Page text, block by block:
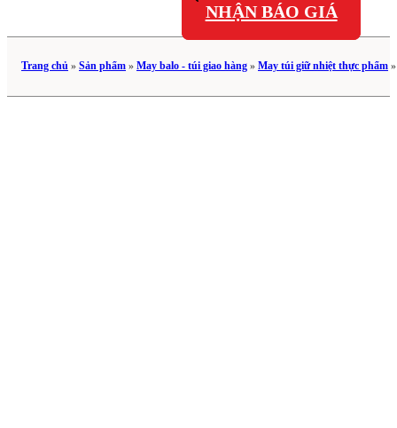
NHẬN BÁO GIÁ
Trang chủ » Sản phẩm » May balo - túi giao hàng » May túi giữ nhiệt thực phẩm